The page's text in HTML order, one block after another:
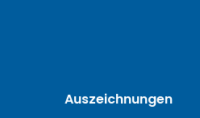
Auszeichnungen